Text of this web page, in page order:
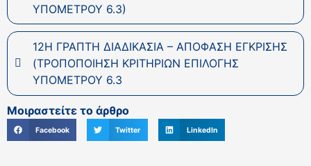
ΥΠΟΜΕΤΡΟΥ 6.3)
12Η ΓΡΑΠΤΗ ΔΙΑΔΙΚΑΣΙΑ – ΑΠΟΦΑΣΗ ΕΓΚΡΙΣΗΣ
(ΤΡΟΠΟΠΟΙΗΣΗ ΚΡΙΤΗΡΙΩΝ ΕΠΙΛΟΓΗΣ
ΥΠΟΜΕΤΡΟΥ 6.3
Μοιραστείτε το άρθρο
Facebook Twitter LinkedIn